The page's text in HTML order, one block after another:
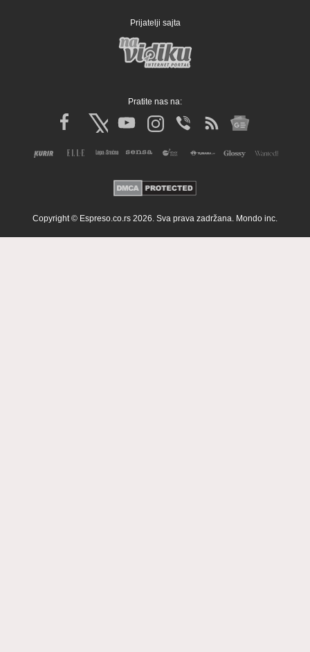
Prijatelji sajta
Pratite nas na:
Copyright © Espreso.co.rs 2026. Sva prava zadržana. Mondo inc.